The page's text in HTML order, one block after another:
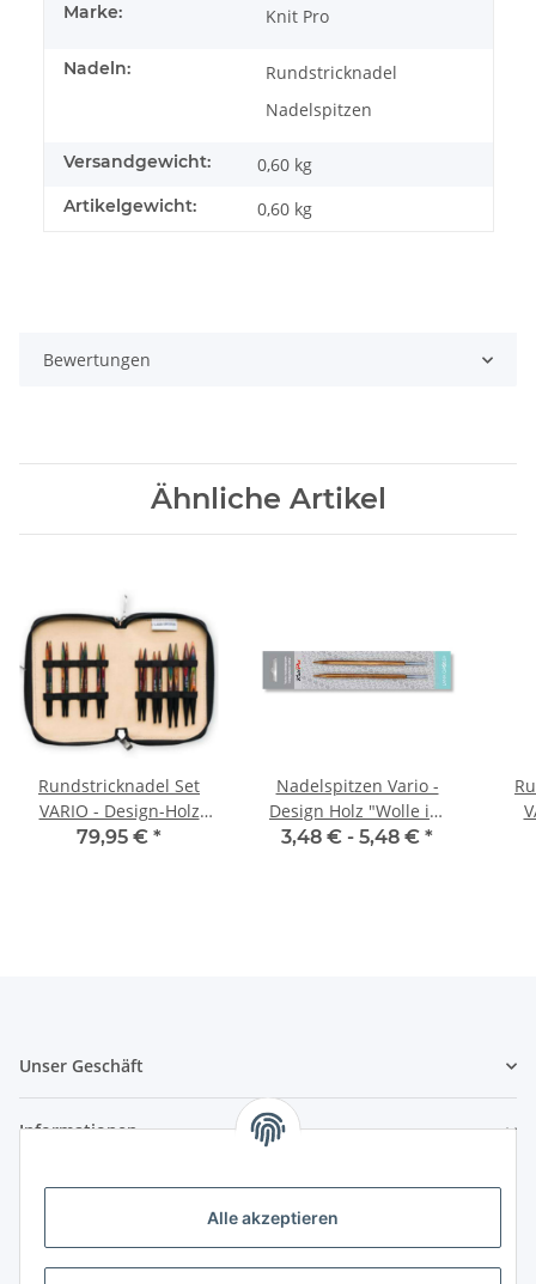
Alle akzeptieren
Marke: Knit Pro
Nadeln:
Rundstricknadel
Nadelspitzen
Versandgewicht: 0,60 kg
Artikelgewicht: 0,60 kg
Bewertungen
Ähnliche Artikel
Rundstricknadel Set
VARIO - Design-Holz
(KURZ) mit
79,95 € *
Nadelspitzen Vario -
Design Holz "Wolle im
Hof"
3,48 € - 5,48 € *
Unser Geschäft
Informationen
Zahlungsmöglichkeiten
Vorkasse (per Bank-Überweisung)
PayPal